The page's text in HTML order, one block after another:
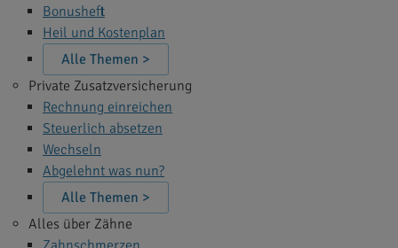
Bonusheft
Heil und Kostenplan
Alle Themen >
Private Zusatzversicherung
Rechnung einreichen
Steuerlich absetzen
Wechseln
Abgelehnt was nun?
Alle Themen >
Alles über Zähne